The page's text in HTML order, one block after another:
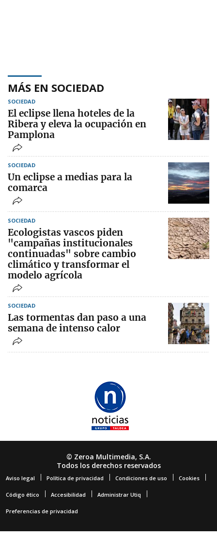
MÁS EN SOCIEDAD
SOCIEDAD
El eclipse llena hoteles de la
Ribera y eleva la ocupación en
Pamplona
SOCIEDAD
Un eclipse a medias para la
comarca
SOCIEDAD
Ecologistas vascos piden
"campañas institucionales
continuadas" sobre cambio
climático y transformar el
modelo agrícola
SOCIEDAD
Las tormentas dan paso a una
semana de intenso calor
© Zeroa Multimedia, S.A.
Todos los derechos reservados
Aviso legal Política de privacidad Condiciones de uso Cookies
Código ético Accesibilidad Administrar Utiq
Preferencias de privacidad